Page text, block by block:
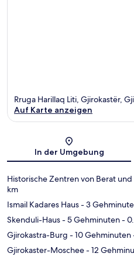
Rruga Harillaq Liti, Gjirokastër,
Auf Karte anzeigen
In der Umgebung
Historische Zentren von Berat
km
Ismail Kadares Haus- 3
Skenduli-Haus- 5 Gehminuten-
Gjirokastra-Burg - 10 Gehminuten
Gjirokaster-Moschee- 12